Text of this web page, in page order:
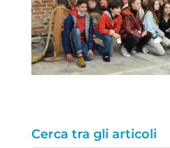
Cerca tra gli articoli